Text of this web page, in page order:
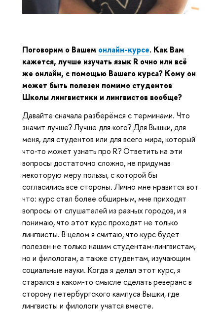
Поговорим о Вашем онлайн-курсе. Как Вам
кажется, лучше изучать язык R очно или всё
же онлайн, с помощью Вашего курса? Кому он
может быть полезен помимо студентов
Школы лингвистики и лингвистов вообще?
Давайте сначала разберёмся с терминами. Что
значит лучше? Лучше для кого? Для Вышки, для
меня, для студентов или для всего мира, который
что-то может узнать про R? Ответить на эти
вопросы достаточно сложно, не придумав
некоторую меру пользы, с которой бы
согласились все стороны. Лично мне нравится вот
что: курс стал более обширным, мне приходят
вопросы от слушателей из разных городов, и я
понимаю, что этот курс проходят не только
лингвисты. В целом я считаю, что курс будет
полезен не только нашим студентам-лингвистам,
но и филологам, а также студентам, изучающим
социальные науки. Когда я делал этот курс, я
старался в каком-то смысле сделать реверанс в
сторону петербургского кампуса Вышки, где
лингвисты и филологи учатся вместе.